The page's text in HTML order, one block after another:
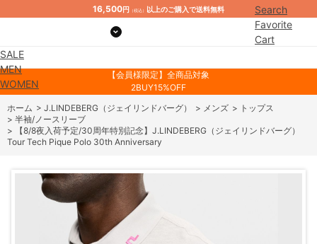
16,500円 （税込） 以上のご購入で送料無料
Search
Favorite
Cart
SALE
MEN
WOMEN
【会員様限定】全商品対象
2BUY15%OFF
ホーム > J.LINDEBERG（ジェイリンドバーグ） > メンズ > トップス
> 半袖/ノースリーブ
>
【8/8夜入荷予定/30周年特別記念】J.LINDEBERG（ジェイリンドバーグ）
Tour Tech Pique Polo 30th Anniversary